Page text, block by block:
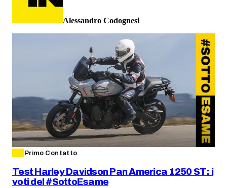
Alessandro Codognesi
Primo Contatto
Test Harley Davidson Pan America 1250 ST: i
voti del #SottoEsame